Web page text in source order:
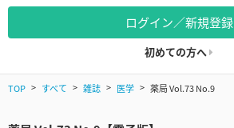
ログイン／新規登録
初めての方へ
TOP すべて 雑誌 医学 薬局 Vol.73 No.9